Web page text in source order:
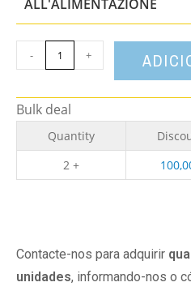
ALL'ALIMENTAZIONE
- +
Bulk deal
Quantity
2 +
Contacte-nos para adquirir
unidades, informando-nos o